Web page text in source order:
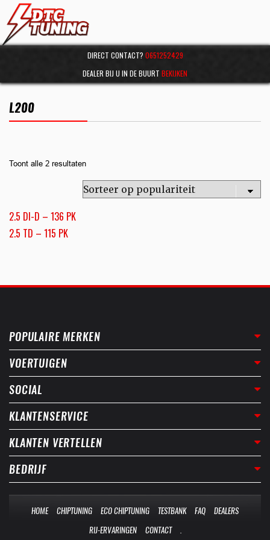
DIRECT CONTACT? 0651252429
DEALER BIJ U IN DE BUURT BEKIJKEN
L200
Toont alle 2 resultaten
2.5 DI-D – 136 PK
2.5 TD – 115 PK
POPULAIRE MERKEN
VOERTUIGEN
SOCIAL
KLANTENSERVICE
KLANTEN VERTELLEN
BEDRIJF
HOME CHIPTUNING ECO CHIPTUNING TESTBANK FAQ
DEALERS
RIJ-ERVARINGEN
CONTACT